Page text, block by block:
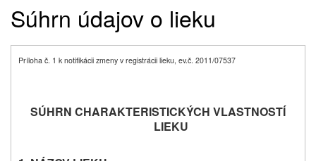
Súhrn údajov o lieku
Príloha č. 1 k notifikácii zmeny v registrácii lieku, ev.č. 2011/07537
SÚHRN CHARAKTERISTICKÝCH VLASTNOSTÍ
LIEKU